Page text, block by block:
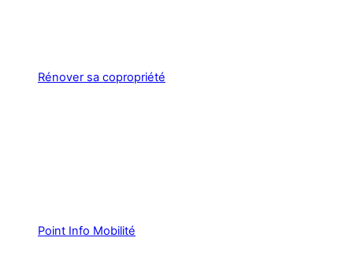
Rénover sa copropriété
Point Info Mobilité